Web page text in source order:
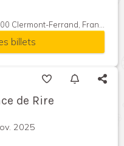
Clermont-Ferrand, France
billets
de Rire
2025